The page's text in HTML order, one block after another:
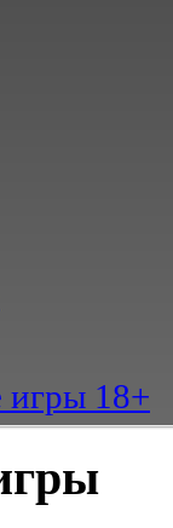
игры 18+